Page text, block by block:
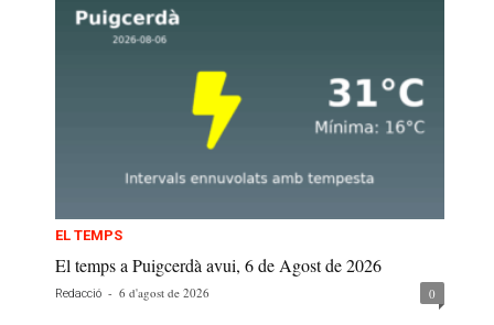
EL TEMPS
El temps a Puigcerdà avui, 6 de Agost de 2026
Redacció - 6 d'agost de 2026 0